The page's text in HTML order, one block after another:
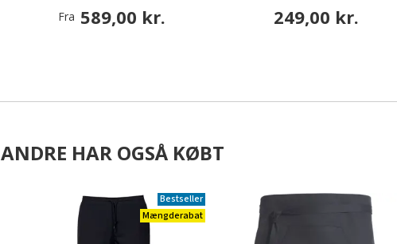
Fra 589,00 kr. 249,00 kr.
ANDRE HAR OGSÅ KØBT
Bestseller
Mængderabat